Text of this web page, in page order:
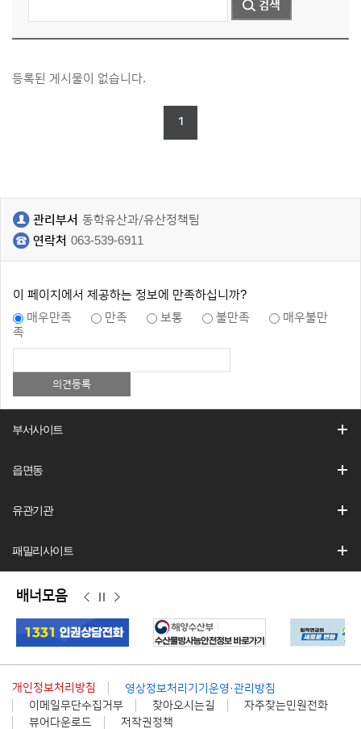
등록된 게시물이 없습니다.
1
관리부서 동학유산과/유산정책팀
연락처 063-539-6911
이 페이지에서 제공하는 정보에 만족하십니까?
매우만족
만족 보통 불만족
매우불만
족
부서사이트
읍면동
유관기관
패밀리사이트
배너모음
이
전
정
지
다
음
개인정보처리방침
영상정보처리기기운영·관리방침
이메일무단수집거부
찾아오시는길
자주찾는민원전화
뷰어다운로드
저작권정책